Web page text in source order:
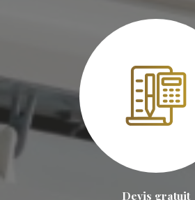
Devis gratuit